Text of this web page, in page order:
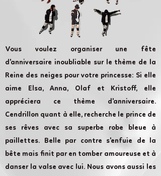
Vous voulez organiser une fête
d'anniversaire inoubliable sur le thème de la
Reine des neiges pour votre princesse: Si elle
aime Elsa, Anna, Olaf et Kristoff, elle
appréciera ce thème d'anniversaire.
Cendrillon quant à elle, recherche le prince de
ses rêves avec sa superbe robe bleue à
paillettes. Belle par contre s'enfuie de la
bête mais finit par en tomber amoureuse et à
danser la valse avec lui. Nous avons aussi les